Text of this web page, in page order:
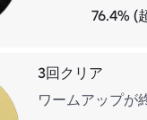
76.4% (
3回クリア
ワームアップが